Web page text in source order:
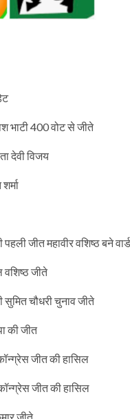
भाटी 400 वोट से जीते
देवी विजय
जीत महावीर वशिष्ठ बने
वशिष्ठ जीते
सुमित चौधरी चुनाव जीते
की जीत
जीत की हासिल
जीत की हासिल